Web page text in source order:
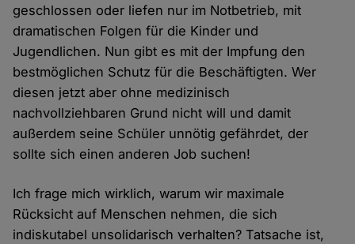
geschlossen oder liefen nur im Notbetrieb, mit
dramatischen Folgen für die Kinder und
Jugendlichen. Nun gibt es mit der Impfung den
bestmöglichen Schutz für die Beschäftigten. Wer
diesen jetzt aber ohne medizinisch
nachvollziehbaren Grund nicht will und damit
außerdem seine Schüler unnötig gefährdet, der
sollte sich einen anderen Job suchen!
Ich frage mich wirklich, warum wir maximale
Rücksicht auf Menschen nehmen, die sich
indiskutabel unsolidarisch verhalten? Tatsache ist,